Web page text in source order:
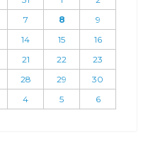
7 8
9
14 15
16
21 22
23
28 29
30
4 5 6